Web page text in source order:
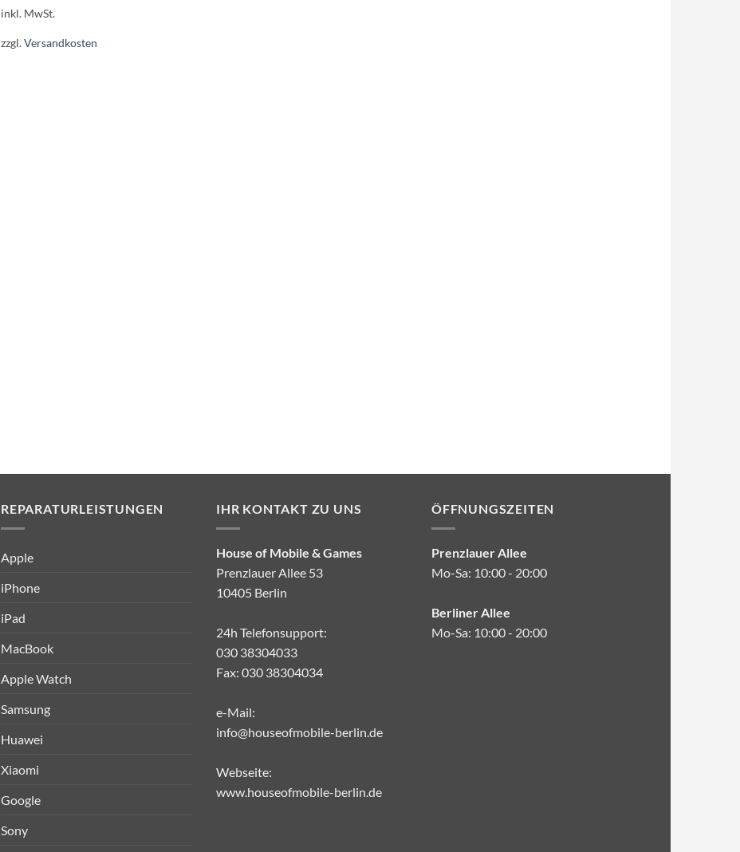
mehrere
inkl. MwSt.
zzgl.Versandkosten
REPARATURLEISTUNGEN
Apple
iPhone
iPad
MacBook
Apple Watch
Samsung
Huawei
Xiaomi
Google
Sony
IHR KONTAKT ZU UNS
House of Mobile & Games
Prenzlauer Allee 53
10405 Berlin
24h Telefonsupport:
030 38304033
Fax: 030 38304034
e-Mail:
info@houseofmobile-berlin.de
Webseite:
www.houseofmobile-berlin.de
ÖFFNUNGSZEITEN
Prenzlauer Allee
Mo-Sa: 10:00 - 20:00
Berliner Allee
Mo-Sa: 10:00 - 20:00